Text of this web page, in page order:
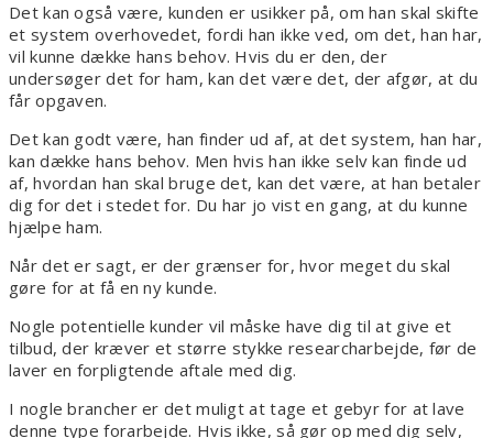
Det kan også være, kunden er usikker på, om han skal skifte
et system overhovedet, fordi han ikke ved, om det, han har,
vil kunne dække hans behov. Hvis du er den, der
undersøger det for ham, kan det være det, der afgør, at du
får opgaven.
Det kan godt være, han finder ud af, at det system, han har,
kan dække hans behov. Men hvis han ikke selv kan finde ud
af, hvordan han skal bruge det, kan det være, at han betaler
dig for det i stedet for. Du har jo vist en gang, at du kunne
hjælpe ham.
Når det er sagt, er der grænser for, hvor meget du skal
gøre for at få en ny kunde.
Nogle potentielle kunder vil måske have dig til at give et
tilbud, der kræver et større stykke researcharbejde, før de
laver en forpligtende aftale med dig.
I nogle brancher er det muligt at tage et gebyr for at lave
denne type forarbejde. Hvis ikke, så gør op med dig selv,